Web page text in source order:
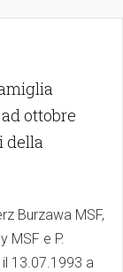
ottobre
della
Burzawa MSF,
MSF e P.
il 13.07.1993 a